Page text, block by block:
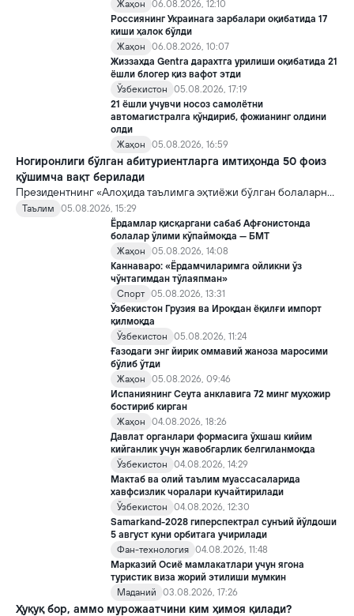
Жаҳон
06.08.2026, 12:10
Россиянинг Украинага зарбалари оқибатида 17
киши ҳалок бўлди
Жаҳон
06.08.2026, 10:07
Жиззахда Gentra дарахтга урилиши оқибатида 21
ёшли блогер қиз вафот этди
Ўзбекистон
05.08.2026, 17:19
21 ёшли учувчи носоз самолётни
автомагистралга қўндириб, фожианинг олдини
олди
Жаҳон
05.08.2026, 16:59
Ногиронлиги бўлган абитуриентларга имтиҳонда 50 фоиз
қўшимча вақт берилади
Президентнинг «Алоҳида таълимга эҳтиёжи бўлган болаларни
таълим ва ижтимоий хизматлар билан қамраб олиш тизимини
такомиллаштириш бўйича қўшимча чора-тадбирлар
тўғрисида»ги қарори билан инклюзив таълим соҳасида қатор
янги механизмлар жорий этилади.
Таълим
05.08.2026, 15:29
Ёрдамлар қисқаргани сабаб Афғонистонда
болалар ўлими кўпаймоқда — БМТ
Жаҳон
05.08.2026, 14:08
Каннаваро: «Ёрдамчиларимга ойликни ўз
чўнтагимдан тўлаяпман»
Спорт 05.08.2026, 13:31
Ўзбекистон Грузия ва Ироқдан ёқилғи импорт
қилмоқда
Ўзбекистон
05.08.2026, 11:24
Ғазодаги энг йирик оммавий жаноза маросими
бўлиб ўтди
Жаҳон
05.08.2026, 09:46
Испаниянинг Сеута анклавига 72 минг муҳожир
бостириб кирган
Жаҳон
04.08.2026, 18:26
Давлат органлари формасига ўхшаш кийим
кийганлик учун жавобгарлик белгиланмоқда
Ўзбекистон
04.08.2026, 14:29
Мактаб ва олий таълим муассасаларида
хавфсизлик чоралари кучайтирилади
Ўзбекистон
04.08.2026, 12:30
Samarkand-2028 гиперспектрал сунъий йўлдоши
5 август куни орбитага учирилади
Фан-технология 04.08.2026, 11:48
Марказий Осиё мамлакатлари учун ягона
туристик виза жорий этилиши мумкин
Маданий
03.08.2026, 17:26
Ҳуқуқ бор, аммо мурожаатчини ким ҳимоя қилади?